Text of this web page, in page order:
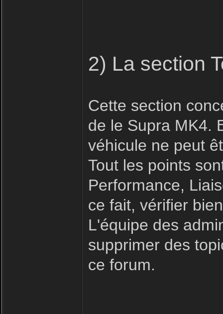
2) La section
Cette section
de le Supra MK4.
véhicule ne peut
Tout les points
Performance,
ce fait, vérifier
L'équipe des
supprimer des
ce forum.